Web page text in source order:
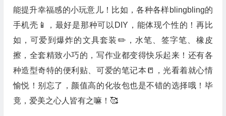
能提升幸福感的小玩意儿！比如，各种各样blingbling的
手机壳📱，最好是那种可以DIY，能体现个性的！再比
如，可爱到爆炸的文具套装✏️，水笔、签字笔、橡皮
擦，全套精致小巧的，写作业都变得快乐起来！还有各
种造型奇特的便利贴、可爱的笔记本📒，光看着就心情
愉悦！别忘了，颜值高的化妆包也是不错的选择哦！毕
竟，爱美之心人皆有之嘛！🥰